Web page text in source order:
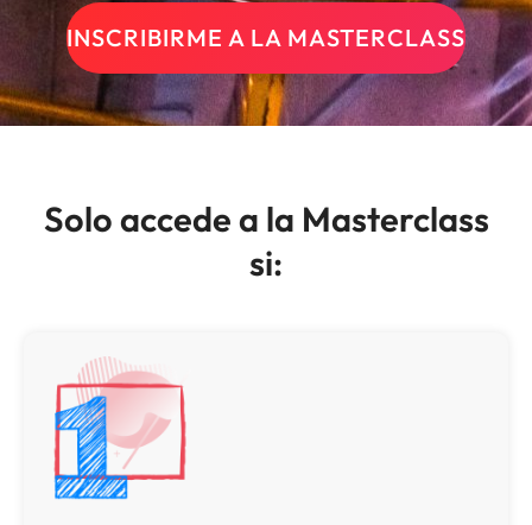
INSCRIBIRME A LA MASTERCLASS
Solo accede a la Masterclass
si: